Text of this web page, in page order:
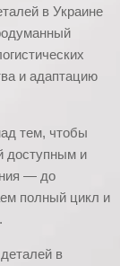
в Украине
и адаптацию
тем, чтобы
доступным и
— до
полный цикл и
в